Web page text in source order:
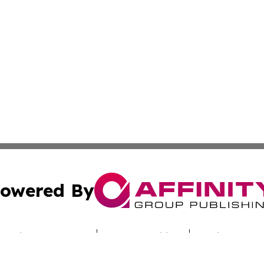
By
Submit Press Release Terms & Conditions Copyright/